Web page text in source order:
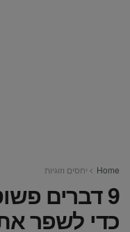
Home יחסים וזוגיות
9 דברים
כדי לשפר את